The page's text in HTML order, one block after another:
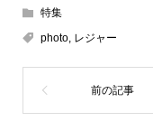
特集
photo, レジャー